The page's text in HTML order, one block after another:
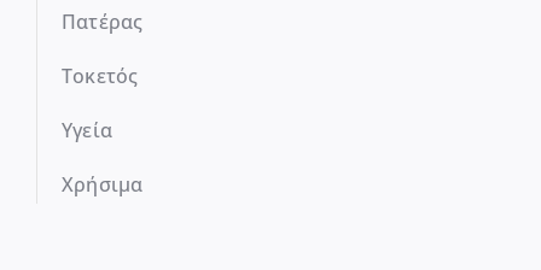
Πατέρας
Τοκετός
Υγεία
Χρήσιμα